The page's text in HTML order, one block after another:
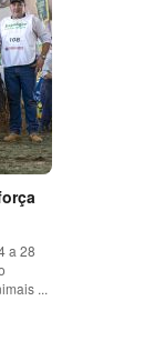
a 28
...